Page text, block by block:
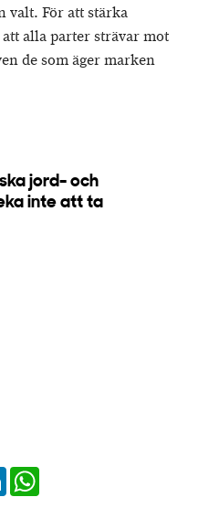
valt. För att stärka
alla parter strävar mot
de som äger marken
jord- och
inte att ta
LinkedIn